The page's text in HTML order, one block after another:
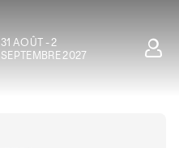
31 AOÛT - 2
SEPTEMBRE 2027